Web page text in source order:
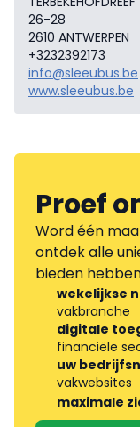
26-28
2610 ANTWERPEN
+3232392173
info@sleeubus.be
www.sleeubus.be
Proef
Word één
ontdek alle
bieden
wekelijkse
vakbranche
digitale
financiële
uw
vakwebsites
maximale